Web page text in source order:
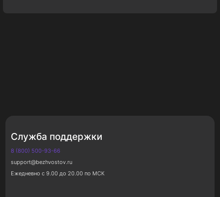
Служба поддержки
8 (800) 500-93-66
support@bezhvostov.ru
Ежедневно с 9.00 до 20.00 по МСК